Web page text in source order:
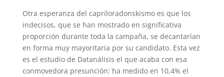
Otra esperanza del capriloradonskismo es que los
indecisos, que se han mostrado en significativa
proporción durante toda la campaña, se decantarían
en forma muy mayoritaria por su candidato. Esta vez
es el estudio de Datanálisis el que acaba con esa
conmovedora presunción: ha medido en 10,4% el